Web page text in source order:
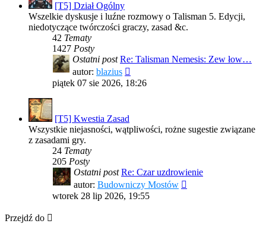
[T5] Dział Ogólny
Wszelkie dyskusje i luźne rozmowy o Talisman 5. Edycji,
niedotyczące twórczości graczy, zasad &c.
42 Tematy
1427 Posty
Ostatni post Re: Talisman Nemesis: Zew łow…
autor: blazius
najnowszy
piątek 07 sie 2026, 18:26
[T5] Kwestia Zasad
Wszystkie niejasności, wątpliwości, rożne sugestie związane
z zasadami gry.
24 Tematy
205 Posty
Ostatni post Re: Czar uzdrowienie
autor: Budowniczy Mostów
wtorek 28 lip 2026, 19:55
Przejdź do